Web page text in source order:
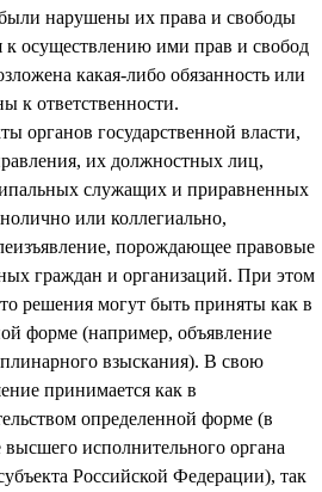
нарушены их права и свободы
к осуществлению ими прав и свобод
какая-либо обязанность или
к ответственности.
органов государственной власти,
их должностных лиц,
служащих и приравненных
или коллегиально,
порождающее правовые
граждан и организаций. При этом
решения могут быть приняты как в
форме (например, объявление
взыскания). В свою
принимается как в
определенной форме (в
исполнительного органа
Российской Федерации), так